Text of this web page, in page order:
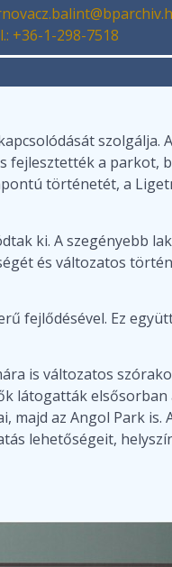
+36-1-298-7518
szolgálja.
fejlesztették a parkot,
történetét, a
ki. A szegényebb
és változatos
fejlődésével. Ez
is változatos
látogatták elsősorban
az Angol Park is.
lehetőségeit,